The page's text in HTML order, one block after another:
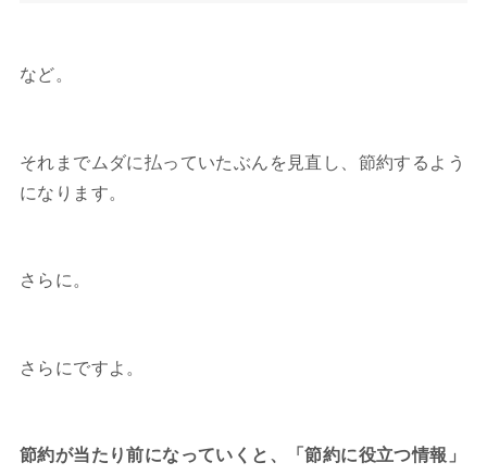
など。
それまでムダに払っていたぶんを見直し、節約するよう
になります。
さらに。
さらにですよ。
節約が当たり前になっていくと、「節約に役立つ情報」